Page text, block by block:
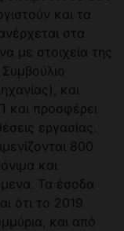
και τα
στα
με στοιχεία της
και
και προσφέρει
εργασίας.
800
και
Τα έσοδα
ότι το 2019
και από